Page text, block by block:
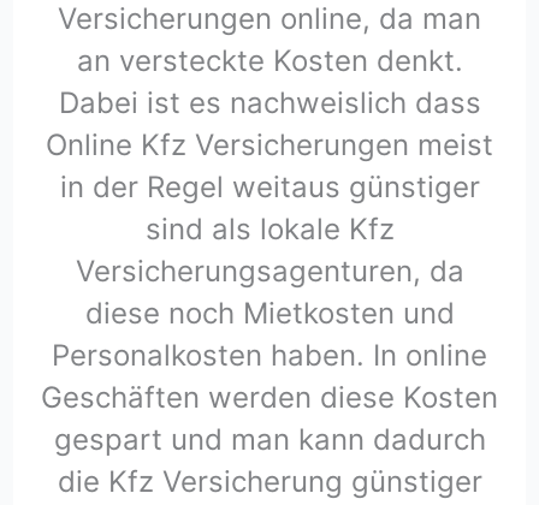
Versicherungen online, da man
an versteckte Kosten denkt.
Dabei ist es nachweislich dass
Online Kfz Versicherungen meist
in der Regel weitaus günstiger
sind als lokale Kfz
Versicherungsagenturen, da
diese noch Mietkosten und
Personalkosten haben. In online
Geschäften werden diese Kosten
gespart und man kann dadurch
die Kfz Versicherung günstiger